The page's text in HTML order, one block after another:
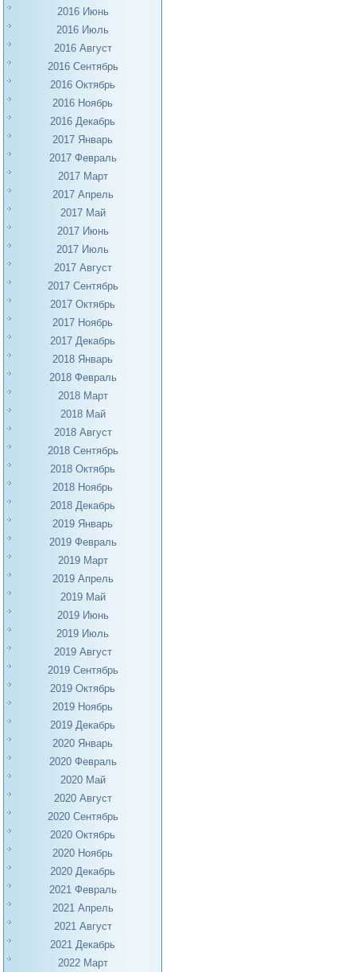
2016 Июнь
2016 Июль
2016 Август
2016 Сентябрь
2016 Октябрь
2016 Ноябрь
2016 Декабрь
2017 Январь
2017 Февраль
2017 Март
2017 Апрель
2017 Май
2017 Июнь
2017 Июль
2017 Август
2017 Сентябрь
2017 Октябрь
2017 Ноябрь
2017 Декабрь
2018 Январь
2018 Февраль
2018 Март
2018 Май
2018 Август
2018 Сентябрь
2018 Октябрь
2018 Ноябрь
2018 Декабрь
2019 Январь
2019 Февраль
2019 Март
2019 Апрель
2019 Май
2019 Июнь
2019 Июль
2019 Август
2019 Сентябрь
2019 Октябрь
2019 Ноябрь
2019 Декабрь
2020 Январь
2020 Февраль
2020 Май
2020 Август
2020 Сентябрь
2020 Октябрь
2020 Ноябрь
2020 Декабрь
2021 Февраль
2021 Апрель
2021 Август
2021 Декабрь
2022 Март